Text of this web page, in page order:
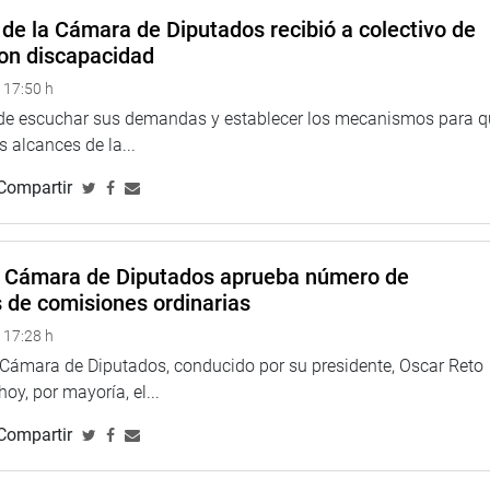
de la pensión se reduce en 4 % por cada año de adelanto
suma de pensión mínima ni mayor de la pensión máxima
laborales o el reinicio de actividades laborales por parte
ingreso no está sujeto a retención de la contribución a
el pensionista solicite dicha suspensión y la retención de su
la Cámara de Diputados recibió a colectivo de
discapacidad
h
escuchar sus demandas y establecer los mecanismos para
alcances de la...
de Diputados aprueba número de
comisiones ordinarias
h
de Diputados, conducido por su presidente, Oscar Reto
por mayoría, el...